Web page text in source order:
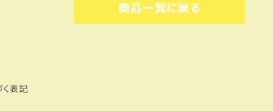
KU：000096904
商品一覧に戻る
表記